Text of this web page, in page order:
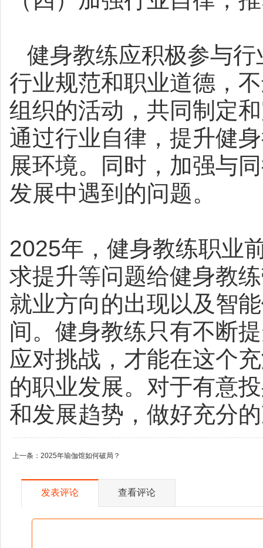
健身教练应积极参与行
行业规范和职业道德，
组织的活动，共同制定
通过行业自律，提升健
展环境。同时，加强与
发展中遇到的问题。
2025年，健身教练职业
求提升等问题给健身教
就业方向的出现以及智
间。健身教练只有不断
应对挑战，才能在这个
的职业发展。对于有意
和发展趋势，做好充分
上一条： 2025年瑜伽馆如何破局？
发表评论 查看评论